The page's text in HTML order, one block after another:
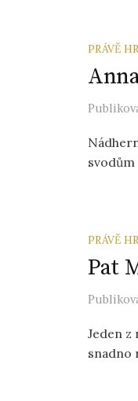
PRÁVĚ
PRÁVĚ
Pat
Jeden z
snadno